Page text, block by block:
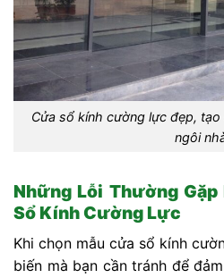
Cửa sổ kính cường lực đẹp,
ngôi
Những Lỗi Thường
Sổ Kính Cường Lực
Khi chọn mẫu cửa sổ kính
biến mà bạn cần tránh để